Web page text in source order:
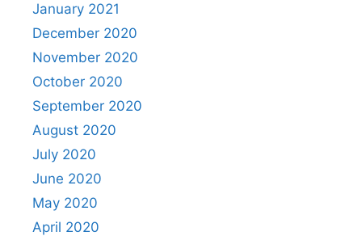
January 2021
December 2020
November 2020
October 2020
September 2020
August 2020
July 2020
June 2020
May 2020
April 2020